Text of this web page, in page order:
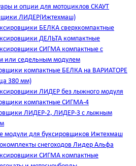
и опции для мотоциклов СКАУТ
ЛИДЕР(Ижтехмаш)
БЕЛКА сверхкомпактные
ДЕЛЬТА компактные
СИГМА компактные с
или седельным модулем
компактные БЕЛКА на ВАРИАТОРЕ
380 мм)
ЛИДЕР без лыжного модуля
компактные СИГМА-4
ЛИДЕР-2, ЛИДЕР-3 c лыжным
модули для буксировщиков Ижтехмаш
снегоходов Лидер Альфа
СИГМА компактные